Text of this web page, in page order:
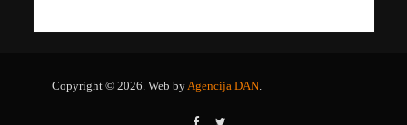
Copyright © 2026. Web by Agencija DAN.